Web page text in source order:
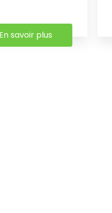
En savoir plus